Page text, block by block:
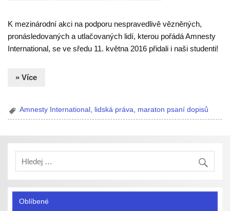
K mezinárodní akci na podporu nespravedlivě vězněných,
pronásledovaných a utlačovaných lidí, kterou pořádá Amnesty
International, se ve sředu 11. května 2016 přidali i naši studenti!
» Více
Amnesty International , lidská práva, maraton psaní dopisů
Oblíbené